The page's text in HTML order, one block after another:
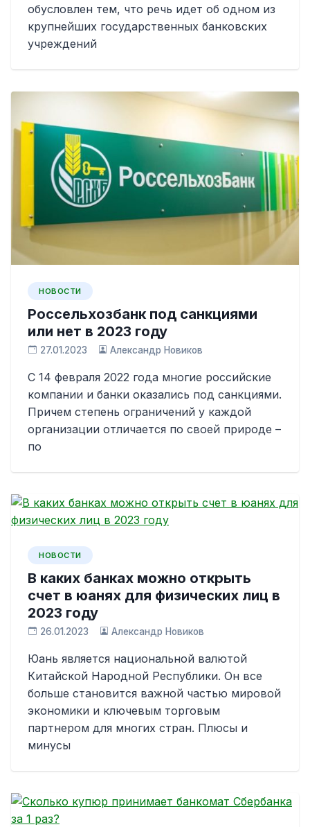
обусловлен тем, что речь идет об одном из
крупнейших государственных банковских
учреждений
НОВОСТИ
Россельхозбанк под санкциями
или нет в 2023 году
27.01.2023 Александр Новиков
С 14 февраля 2022 года многие российские
компании и банки оказались под санкциями.
Причем степень ограничений у каждой
организации отличается по своей природе –
по
НОВОСТИ
В каких банках можно открыть
счет в юанях для физических лиц в
2023 году
26.01.2023 Александр Новиков
Юань является национальной валютой
Китайской Народной Республики. Он все
больше становится важной частью мировой
экономики и ключевым торговым
партнером для многих стран. Плюсы и
минусы